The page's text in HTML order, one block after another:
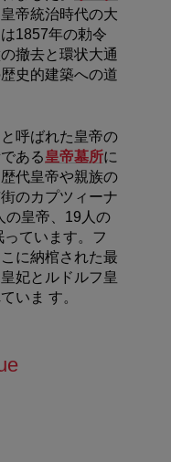
帝統治時代の大
1857年の勅令
撤去と環状大通
史的建築への道
呼ばれた皇帝の
ある皇帝墓所に
代皇帝や親族の
のカプツィーナ
の皇帝、19人の
ています。フ
に納棺された最
妃とルドルフ皇
いま す。